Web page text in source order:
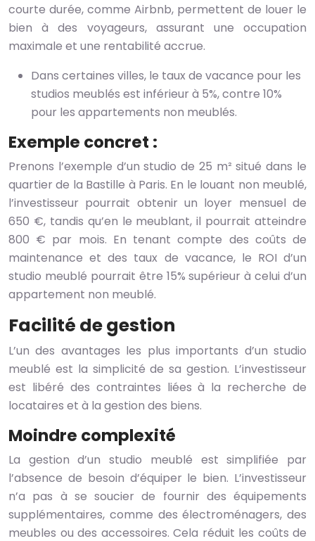
courte durée, comme Airbnb, permettent de louer le
bien à des voyageurs, assurant une occupation
maximale et une rentabilité accrue.
Dans certaines villes, le taux de vacance pour les
studios meublés est inférieur à 5%, contre 10%
pour les appartements non meublés.
Exemple concret :
Prenons l’exemple d’un studio de 25 m² situé dans le
quartier de la Bastille à Paris. En le louant non meublé,
l’investisseur pourrait obtenir un loyer mensuel de
650 €, tandis qu’en le meublant, il pourrait atteindre
800 € par mois. En tenant compte des coûts de
maintenance et des taux de vacance, le ROI d’un
studio meublé pourrait être 15% supérieur à celui d’un
appartement non meublé.
Facilité de gestion
L’un des avantages les plus importants d’un studio
meublé est la simplicité de sa gestion. L’investisseur
est libéré des contraintes liées à la recherche de
locataires et à la gestion des biens.
Moindre complexité
La gestion d’un studio meublé est simplifiée par
l’absence de besoin d’équiper le bien. L’investisseur
n’a pas à se soucier de fournir des équipements
supplémentaires, comme des électroménagers, des
meubles ou des accessoires. Cela réduit les coûts de